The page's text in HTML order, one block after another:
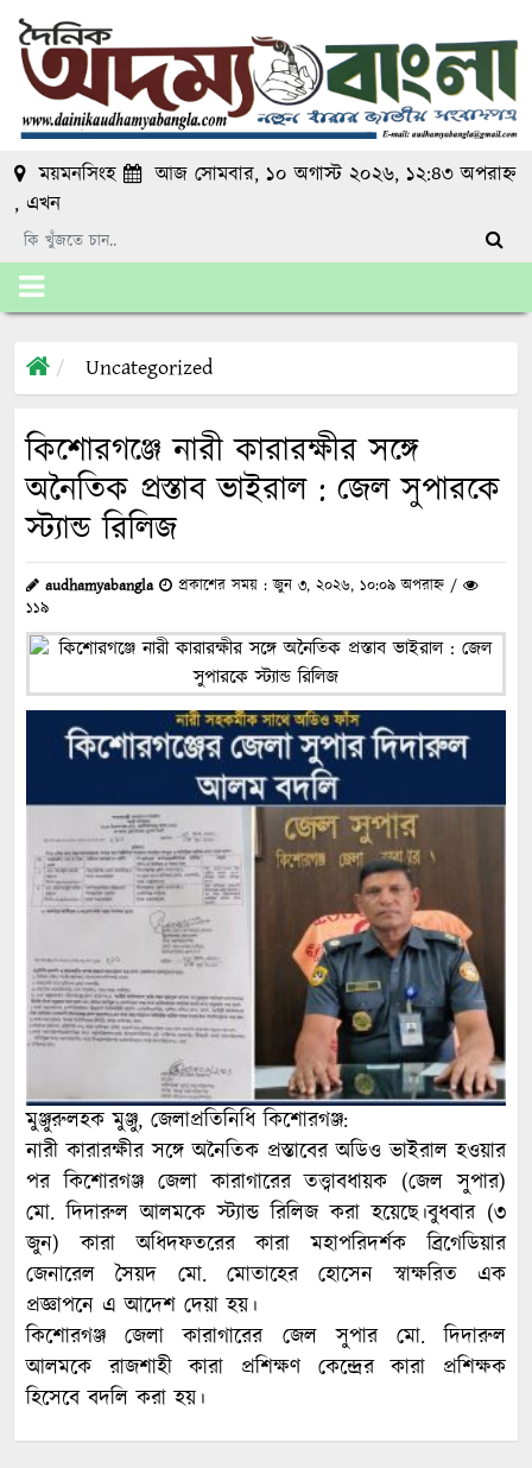
ময়মনসিংহ
আজ সোমবার, ১০ অগাস্ট ২০২৬, ১২:৪৩ অপরাহ্ন
, এখন
Uncategorized
কিশোরগঞ্জে নারী কারারক্ষীর সঙ্গে
অনৈতিক প্রস্তাব ভাইরাল : জেল সুপারকে
স্ট্যান্ড রিলিজ
audhamyabangla
প্রকাশের সময় : জুন ৩, ২০২৬, ১০:০৯ অপরাহ্ন /
১১৯
মুঞ্জুরুলহক মুঞ্জু, জেলাপ্রতিনিধি কিশোরগঞ্জ:
নারী কারারক্ষীর সঙ্গে অনৈতিক প্রস্তাবের অডিও ভাইরাল হওয়ার
পর কিশোরগঞ্জ জেলা কারাগারের তত্ত্বাবধায়ক (জেল সুপার)
মো. দিদারুল আলমকে স্ট্যান্ড রিলিজ করা হয়েছে।বুধবার (৩
জুন) কারা অধিদফতরের কারা মহাপরিদর্শক ব্রিগেডিয়ার
জেনারেল সৈয়দ মো. মোতাহের হোসেন স্বাক্ষরিত এক
প্রজ্ঞাপনে এ আদেশ দেয়া হয়।
কিশোরগঞ্জ জেলা কারাগারের জেল সুপার মো. দিদারুল
আলমকে রাজশাহী কারা প্রশিক্ষণ কেন্দ্রের কারা প্রশিক্ষক
হিসেবে বদলি করা হয়।